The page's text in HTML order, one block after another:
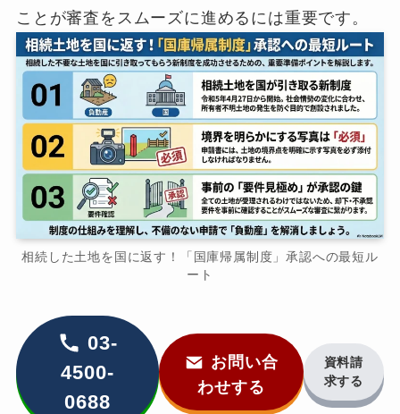
ことが審査をスムーズに進めるには重要です。
相続した土地を国に返す！「国庫帰属制度」承認への最短ル
ート
03-
4500-
0688
お問い合
わせする
資料請
求する